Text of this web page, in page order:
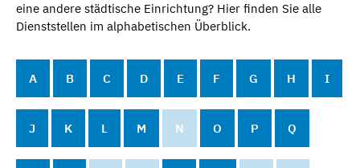
eine andere städtische Einrichtung? Hier finden Sie alle
Dienststellen im alphabetischen Überblick.
A B C D E F G H I
J K L M N O P Q